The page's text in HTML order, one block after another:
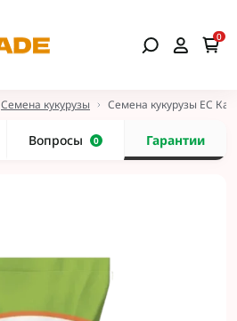
0
Семена кукурузы Семена кукурузы ЕС
Вопросы 0 Гарантии